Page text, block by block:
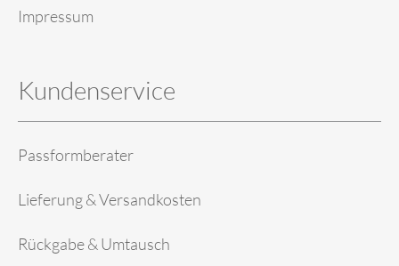
Impressum
Kundenservice
Passformberater
Lieferung & Versandkosten
Rückgabe & Umtausch